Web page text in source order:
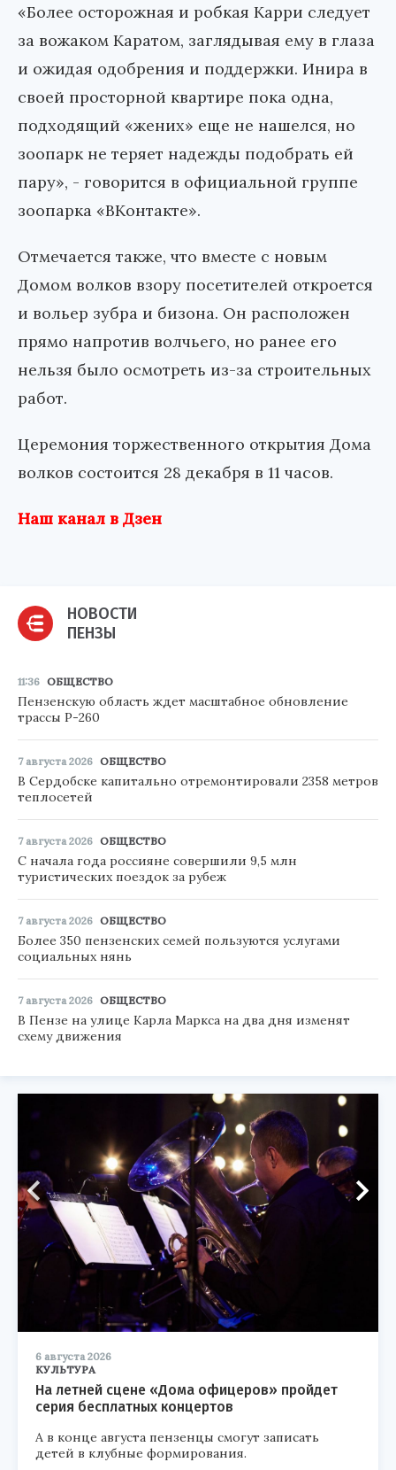
«Более осторожная и робкая Карри следует
за вожаком Каратом, заглядывая ему в глаза
и ожидая одобрения и поддержки. Инира в
своей просторной квартире пока одна,
подходящий «жених» еще не нашелся, но
зоопарк не теряет надежды подобрать ей
пару», - говорится в официальной группе
зоопарка «ВКонтакте».
Отмечается также, что вместе с новым
Домом волков взору посетителей откроется
и вольер зубра и бизона. Он расположен
прямо напротив волчьего, но ранее его
нельзя было осмотреть из-за строительных
работ.
Церемония торжественного открытия Дома
волков состоится 28 декабря в 11 часов.
Наш канал в Дзен
НОВОСТИ
ПЕНЗЫ
11:36 ОБЩЕСТВО
Пензенскую область ждет масштабное обновление
трассы Р-260
7 августа 2026 ОБЩЕСТВО
В Сердобске капитально отремонтировали 2358 метров
теплосетей
7 августа 2026 ОБЩЕСТВО
С начала года россияне совершили 9,5 млн
туристических поездок за рубеж
7 августа 2026 ОБЩЕСТВО
Более 350 пензенских семей пользуются услугами
социальных нянь
7 августа 2026 ОБЩЕСТВО
В Пензе на улице Карла Маркса на два дня изменят
схему движения
6 августа 2026
КУЛЬТУРА
На летней сцене «Дома офицеров» пройдет
серия бесплатных концертов
А в конце августа пензенцы смогут записать
детей в клубные формирования.